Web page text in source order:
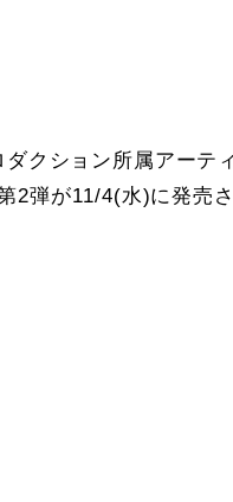
ダクション所属アーテ
2弾が11/4(水)に発売